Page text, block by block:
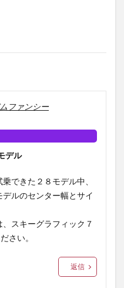
ファンシー
デル
できた２８モデル中、
ルのセンター幅とサイ
スキーグラフィック７
さい。
返信